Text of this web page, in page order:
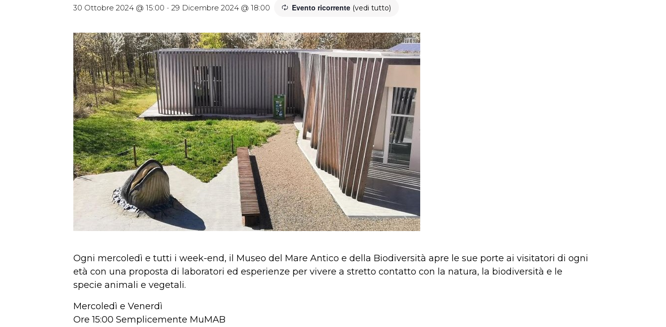
30 Ottobre 2024 @ 15:00 - 29 Dicembre 2024 @ 18:00 Evento ricorrente (vedi tutto)
Ogni mercoledì e tutti i week-end, il Museo del Mare Antico e della Biodiversità apre le sue porte ai visitatori di ogni
età con una proposta di laboratori ed esperienze per vivere a stretto contatto con la natura, la biodiversità e le
specie animali e vegetali.
Mercoledì e Venerdì
Ore 15:00 Semplicemente MuMAB